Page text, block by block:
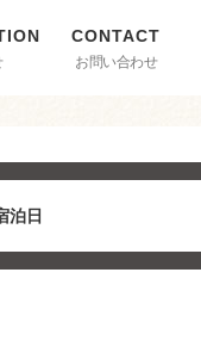
お問い合わせ